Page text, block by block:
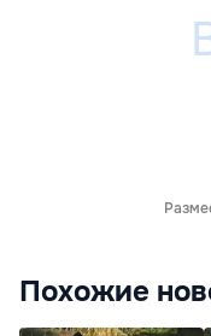
Похожие